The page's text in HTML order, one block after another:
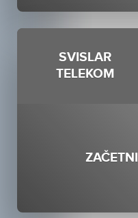
SVISLAR
TELEKOM
ZAČETNI